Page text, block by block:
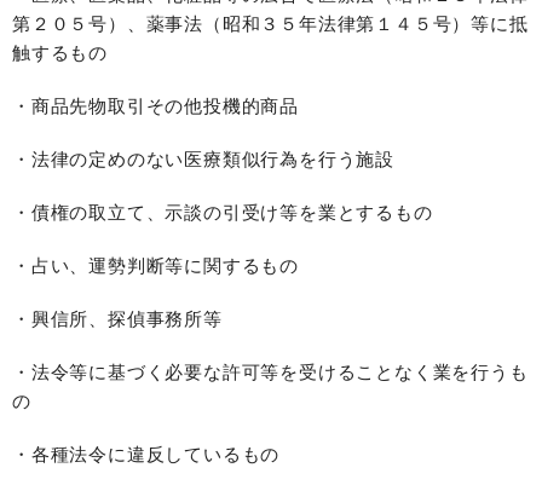
第２０５号）、薬事法（昭和３５年法律第１４５号）等に抵
触するもの
・商品先物取引その他投機的商品
・法律の定めのない医療類似行為を行う施設
・債権の取立て、示談の引受け等を業とするもの
・占い、運勢判断等に関するもの
・興信所、探偵事務所等
・法令等に基づく必要な許可等を受けることなく業を行うも
の
・各種法令に違反しているもの